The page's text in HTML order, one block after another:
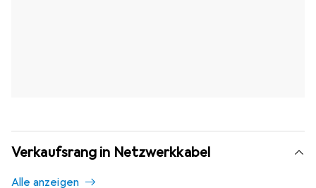
Verkaufsrang in Netzwerkkabel
Alle anzeigen